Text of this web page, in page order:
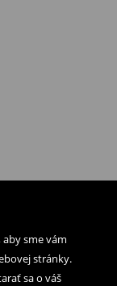
sme vám
stránky.
sa o váš